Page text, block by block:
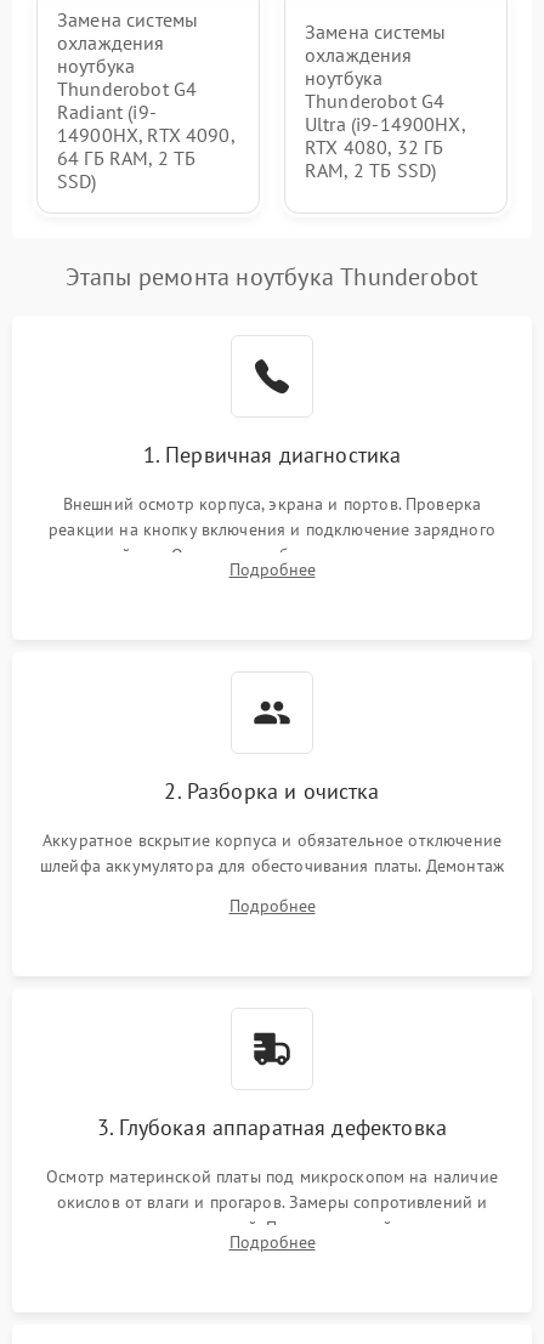
Замена системы
охлаждения
ноутбука
Thunderobot G4
Radiant (i9-
14900HX, RTX 4090,
64 ГБ RAM, 2 ТБ
SSD)
Замена системы
охлаждения
ноутбука
Thunderobot G4
Ultra (i9-14900HX,
RTX 4080, 32 ГБ
RAM, 2 ТБ SSD)
Этапы ремонта ноутбука Thunderobot
1. Первичная диагностика
Внешний осмотр корпуса, экрана и портов. Проверка
реакции на кнопку включения и подключение зарядного
устройства. Оценка потребления тока с помощью
лабораторного блока питания для локализации проблемы.
Подробнее
2. Разборка и очистка
Аккуратное вскрытие корпуса и обязательное отключение
шлейфа аккумулятора для обесточивания платы. Демонтаж
высохшей термопасты с кристаллов чипов.
Подробнее
3. Глубокая аппаратная дефектовка
Осмотр материнской платы под микроскопом на наличие
окислов от влаги и прогаров. Замеры сопротивлений и
дежурных напряжений. Проверка цепей питания,
мультиконтроллера, процессора и видеочипа.
Подробнее